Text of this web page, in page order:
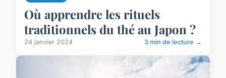
Où apprendre les rituels
traditionnels du thé au Japon ?
24 janvier 2024 3 min de lecture →